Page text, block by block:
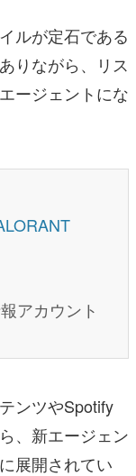
ルが定石である
りながら、リス
ージェントにな
アカウント
ンツやSpotify
、新エージェン
展開されてい